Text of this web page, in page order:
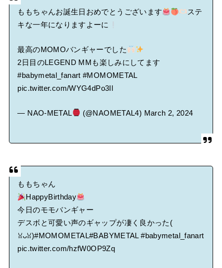
ももちゃんお誕生日おめでとうございます
ステ
キな一年になりますよーに
最高のMOMOバンギャーでした
2日目のLEGEND MMも楽しみにしてます
#babymetal_fanart #MOMOMETAL
pic.twitter.com/WYG4dPo3Il
— NAO-METAL (@NAOMETAL4) March 2, 2024
ももちゃん
HappyBirthday
今日のモモバンギャー
デスボと可愛い声のギャップが凄く良かった(⁠
⁠ꈍ⁠ᴗ⁠ꈍ⁠)#MOMOMETAL#BABYMETAL #babymetal_fanart
pic.twitter.com/hzfW0OP9Zq